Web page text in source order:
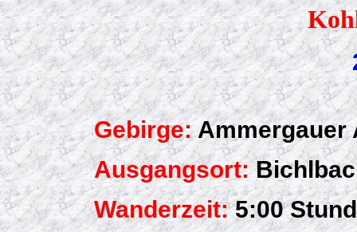
Gebirge:Ammergauer
Ausgangsort:
Wanderzeit:5:00